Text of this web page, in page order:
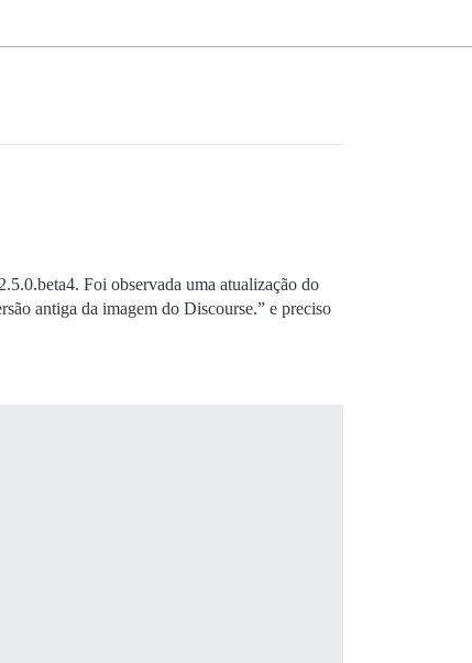
Foi observada uma atualização do
antiga da imagem do Discourse.” e preciso